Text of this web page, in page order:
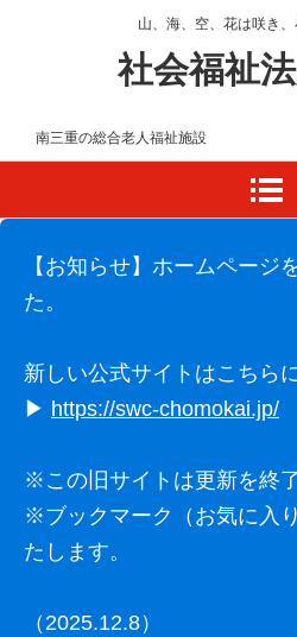
社会福祉
山、海、空、花は咲き、
南三重の総合老人福祉施設
【お知らせ】ホームページ
た。
新しい公式サイトはこちら
▶ https://swc-chomokai.jp/
※この旧サイトは更新を終
※ブックマーク（お気に入
たします。
（2025.12.8）